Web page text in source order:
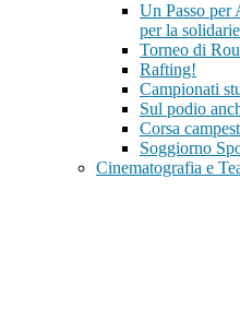
Un Passo per
per la
Torneo di
Rafting!
Campionati
Sul podio
Corsa
Soggiorno
Cinematografia e